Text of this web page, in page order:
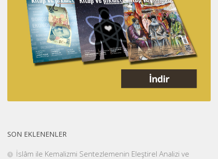
SON EKLENENLER
İslâm ile Kemalizmi Sentezlemenin Eleştirel Analizi ve